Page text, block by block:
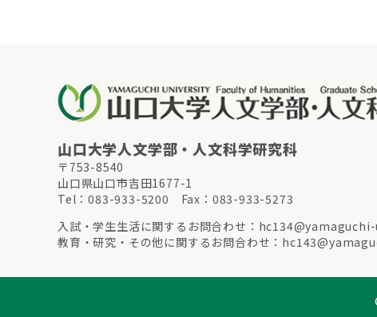
山口大学人文学部・人文科学研究科
〒753-8540
山口県山口市吉田1677-1
Tel：083-933-5200 Fax：083-933-5273
入試・学生生活に関するお問合わせ：
教育・研究・その他に関するお問合わせ：